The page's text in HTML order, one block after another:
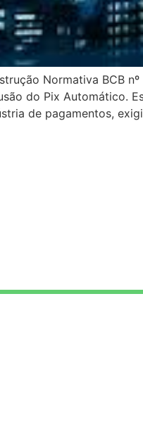
Normativa BCB
do Pix Automático.
de pagamentos,